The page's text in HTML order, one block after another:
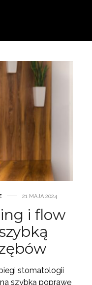
21 MAJA 2024
i flow
stomatologii
szybką poprawę